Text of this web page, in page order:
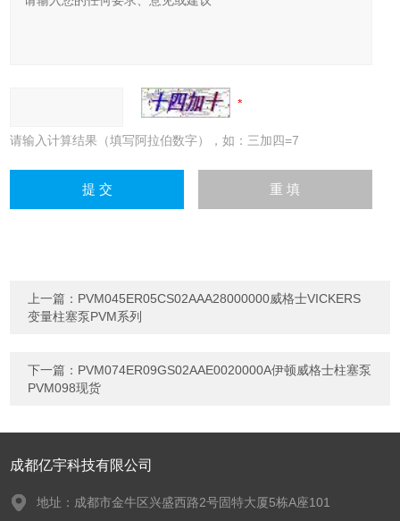
请输入计算结果（填写阿拉伯数字），如：三加四=7
上一篇： PVM045ER05CS02AAA28000000威格士VICKERS
变量柱塞泵PVM系列
下一篇： PVM074ER09GS02AAE0020000A伊顿威格士柱塞泵
PVM098现货
成都亿宇科技有限公司
地址：成都市金牛区兴盛西路2号固特大厦5栋A座101